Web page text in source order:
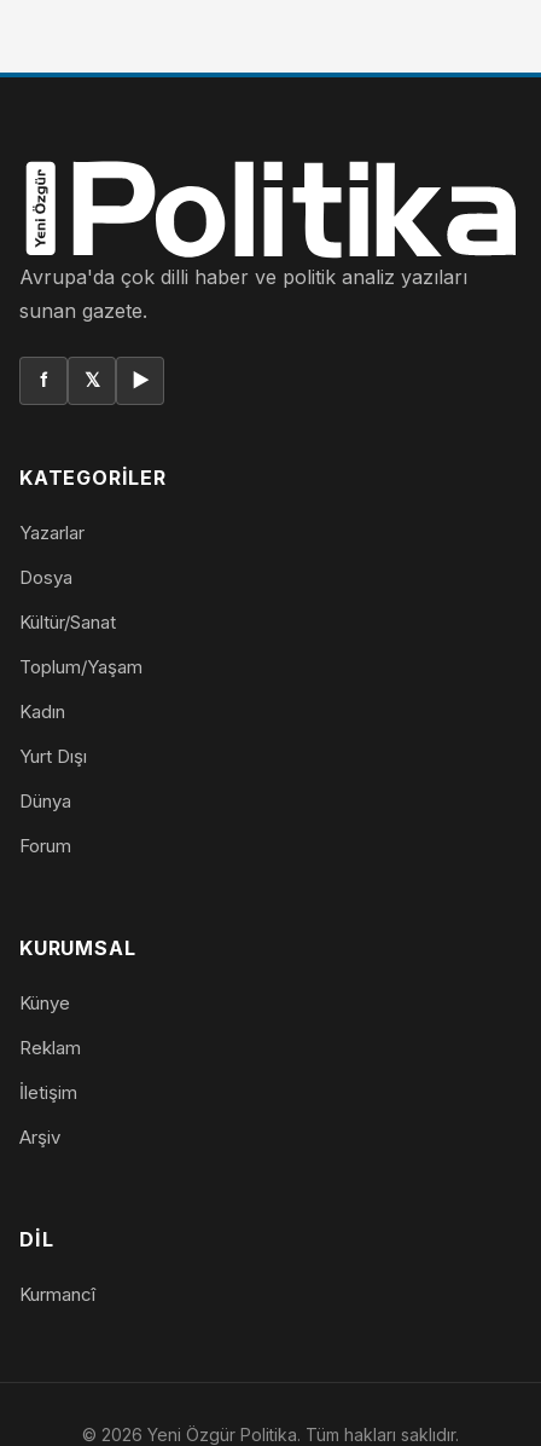
Avrupa'da çok dilli haber ve politik analiz yazıları
sunan gazete.
f 𝕏 ▶
KATEGORILER
Yazarlar
Dosya
Kültür/Sanat
Toplum/Yaşam
Kadın
Yurt Dışı
Dünya
Forum
KURUMSAL
Künye
Reklam
İletişim
Arşiv
DIL
Kurmancî
© 2026 Yeni Özgür Politika. Tüm hakları saklıdır.